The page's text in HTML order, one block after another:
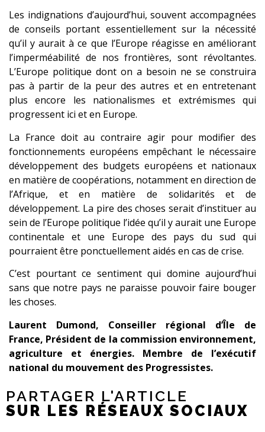
Les indignations d’aujourd’hui, souvent accompagnées
de conseils portant essentiellement sur la nécessité
qu’il y aurait à ce que l’Europe réagisse en améliorant
l’imperméabilité de nos frontières, sont révoltantes.
L’Europe politique dont on a besoin ne se construira
pas à partir de la peur des autres et en entretenant
plus encore les nationalismes et extrémismes qui
progressent ici et en Europe.
La France doit au contraire agir pour modifier des
fonctionnements européens empêchant le nécessaire
développement des budgets européens et nationaux
en matière de coopérations, notamment en direction de
l’Afrique, et en matière de solidarités et de
développement. La pire des choses serait d’instituer au
sein de l’Europe politique l’idée qu’il y aurait une Europe
continentale et une Europe des pays du sud qui
pourraient être ponctuellement aidés en cas de crise.
C’est pourtant ce sentiment qui domine aujourd’hui
sans que notre pays ne paraisse pouvoir faire bouger
les choses.
Laurent Dumond, Conseiller régional d’Île de
France, Président de la commission environnement,
agriculture et énergies. Membre de l’exécutif
national du mouvement des Progressistes.
PARTAGER L'ARTICLE
SUR LES RÉSEAUX SOCIAUX